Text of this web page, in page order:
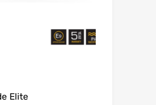
Elite